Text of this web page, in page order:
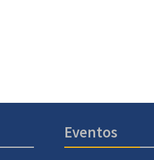
Eventos